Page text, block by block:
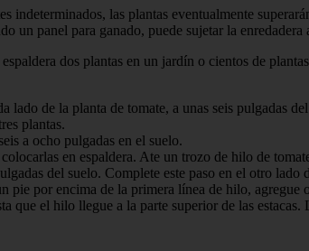
indeterminados, las plantas eventualmente
un panel para ganado, puede sujetar la
dos plantas en un jardín o cientos de
lado de la planta de tomate, a unas seis pulgadas
plantas.
a ocho pulgadas en el suelo.
en espaldera. Ate un trozo de hilo de
del suelo. Complete este paso en el otro
pie por encima de la primera línea de hilo,
que el hilo llegue a la parte superior de las